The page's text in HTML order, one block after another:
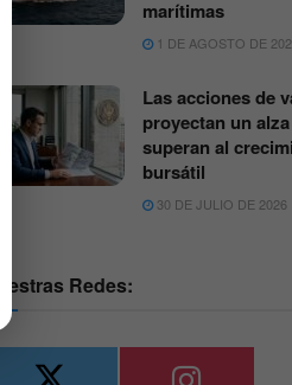
marítimas
1 DE AGOSTO DE
Las acciones de
proyectan un
superan al
bursátil
30 DE JULIO DE 2026
Redes: